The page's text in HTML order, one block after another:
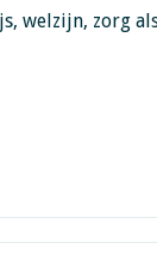
welzijn, zorg